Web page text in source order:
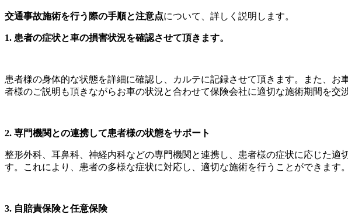
交通事故施術を行う際の手順と注意点について、詳しく説明します。
1. 患者の症状と車の損害状況を確認させて頂きます。
患者様の身体的な状態を詳細に確認し、カルテに記録させて頂きます。また、
者様のご説明も頂きながらお車の状況と合わせて保険会社に適切な施術期間を交
2. 専門機関との連携して患者様の状態をサポート
整形外科、耳鼻科、神経内科などの専門機関と連携し、患者様の症状に応じた
す。これにより、患者の多様な症状に対応し、適切な施術を行うことができます。
3. 自賠責保険と任意保険